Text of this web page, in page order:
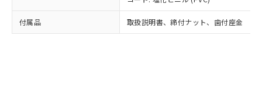
付属品 取扱説明書、締付ナット、歯付座金
マイパーツ機能（部品リスト作成サー
ビス）をご利用いただくには、I-Web
メンバーズにご登録されている必要が
部品在庫の切り替え状況などにより、予定
月が前後することがあります。
「10」：通常の使用状況下において有害物
質が外部に漏えいし、環境に深刻な影響を
及ぼさない年数を意味します。
販売先および販売に係わる関係者が違
法に輸出するおそれがある場合は、取
り引きをいたしません。
受注生産機種、また在庫状況の
情報を公開していない機種